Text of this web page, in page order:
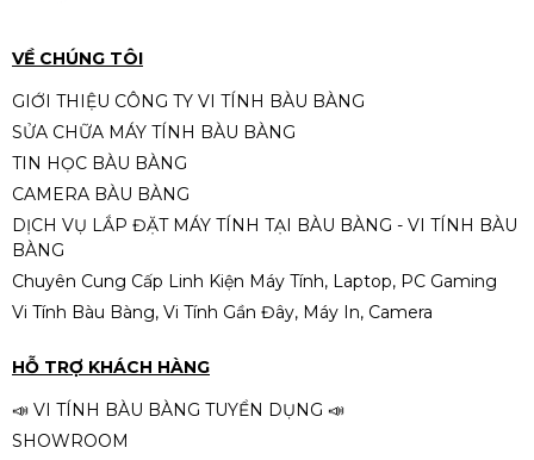
VỀ CHÚNG TÔI
GIỚI THIỆU CÔNG TY VI TÍNH BÀU BÀNG
SỬA CHỮA MÁY TÍNH BÀU BÀNG
TIN HỌC BÀU BÀNG
CAMERA BÀU BÀNG
DỊCH VỤ LẮP ĐẶT MÁY TÍNH TẠI BÀU BÀNG - VI TÍNH BÀU
BÀNG
Chuyên Cung Cấp Linh Kiện Máy Tính, Laptop, PC Gaming
Vi Tính Bàu Bàng, Vi Tính Gần Đây, Máy In, Camera
HỖ TRỢ KHÁCH HÀNG
📣 VI TÍNH BÀU BÀNG TUYỂN DỤNG 📣
SHOWROOM